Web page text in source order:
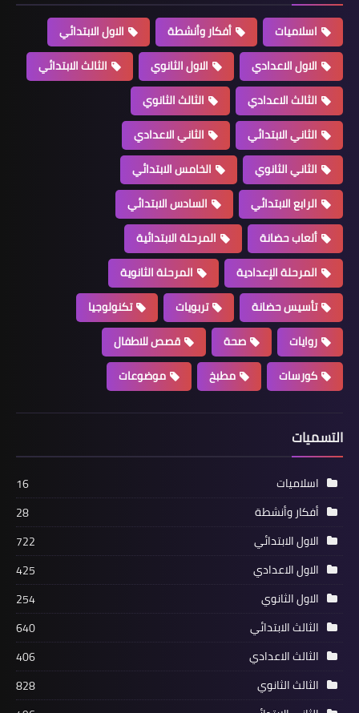
اسلاميات أفكار وأنشطة
الاول الابتدائي
الاول الاعدادي
الاول الثانوي
الثالث الابتدائي
الثالث الاعدادي
الثالث الثانوي
الثاني الابتدائي
الثاني الاعدادي
الثاني الثانوي
الخامس الابتدائي
الرابع الابتدائي
السادس الابتدائي
ألعاب حضانة
المرحلة الابتدائية
المرحلة الإعدادية
المرحلة الثانوية
تأسيس حضانة
تربويات
تكنولوجيا
روايات
صحة
قصص للاطفال
كورسات
مطبخ موضوعات
التسميات
اسلاميات
16
أفكار وأنشطة
28
الاول الابتدائي
722
الاول الاعدادي
425
الاول الثانوي
254
الثالث الابتدائي
640
الثالث الاعدادي
406
الثالث الثانوي
828